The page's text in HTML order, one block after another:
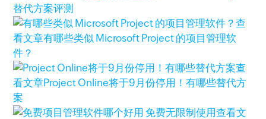
替代方案评测
查
看文章有哪些类似 Microsoft Project 的项目管理软
件？
查
看文章Project Online将于9月份停用！有哪些替代方
案
查看文